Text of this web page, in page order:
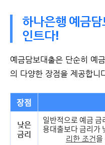
하나은행 예금
인트다!
예금담보대출은 단순히 예
의 다양한 장점을 제공합니
장점
낮은
금리
일반적으로 예금
용대출보다 금리가
리한 조건을